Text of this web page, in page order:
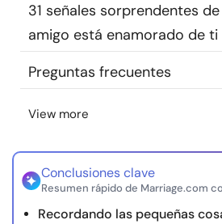
Sobre nosotros Contáctanos
nosotros
© Copyright 2026. Todos los
31 señales sorprendentes
amigo está enamorado de ti
Preguntas frecuentes
View more
Conclusiones clave
Resumen rápido de Marriage.com
Recordando las pequeñas